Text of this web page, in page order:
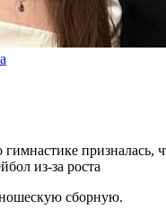
призналась,
из-за роста
сборную.